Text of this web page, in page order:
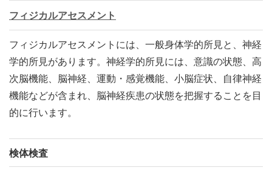
フィジカルアセスメント
フィジカルアセスメントには、一般身体学的所見と、神経
学的所見があります。神経学的所見には、意識の状態、高
次脳機能、脳神経、運動・感覚機能、小脳症状、自律神経
機能などが含まれ、脳神経疾患の状態を把握することを目
的に行います。
検体検査